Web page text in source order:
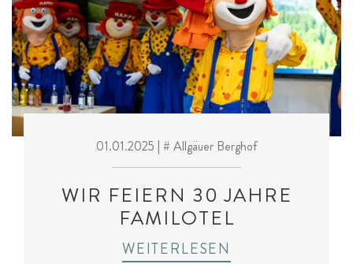
01.01.2025 | # Allgäuer Berghof
WIR FEIERN 30 JAHRE
FAMILOTEL
WEITERLESEN